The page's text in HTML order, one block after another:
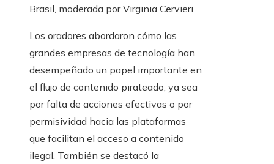
Brasil, moderada por Virginia Cervieri.
Los oradores abordaron cómo las
grandes empresas de tecnología han
desempeñado un papel importante en
el flujo de contenido pirateado, ya sea
por falta de acciones efectivas o por
permisividad hacia las plataformas
que facilitan el acceso a contenido
ilegal. También se destacó la